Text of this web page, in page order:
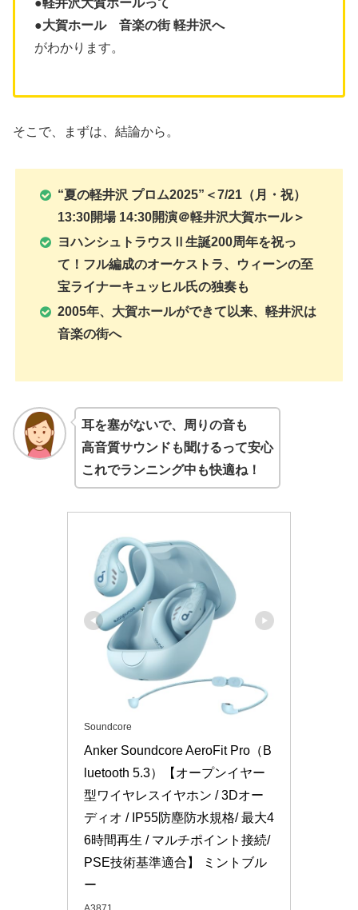
●軽井沢大賀ホールって
●大賀ホール 音楽の街 軽井沢へ
がわかります。
そこで、まずは、結論から。
“夏の軽井沢 プロム2025”＜7/21（月・祝）
13:30開場 14:30開演＠軽井沢大賀ホール＞
ヨハンシュトラウスⅡ生誕200周年を祝っ
て！フル編成のオーケストラ、ウィーンの至
宝ライナーキュッヒル氏の独奏も
2005年、大賀ホールができて以来、軽井沢は
音楽の街へ
耳を塞がないで、周りの音も
高音質サウンドも聞けるって安心
これでランニング中も快適ね！
Soundcore
Anker Soundcore AeroFit Pro（B
luetooth 5.3）【オープンイヤー
型ワイヤレスイヤホン / 3Dオー
ディオ / IP55防塵防水規格/ 最大4
6時間再生 / マルチポイント接続/
PSE技術基準適合】 ミントブル
ー